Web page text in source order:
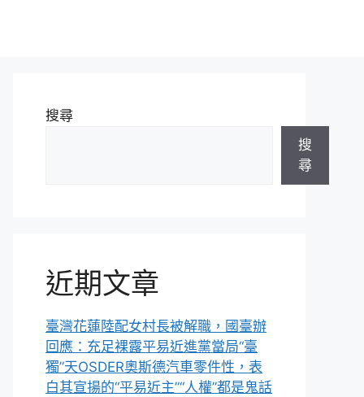
搜尋
搜
尋
近期文章
臺灣花蓮陸配女村長被解職，國臺辦
回應：充足裸露平易近進黨當局“臺
獨”天OSDER奧斯德汽車零件性，表
白其宣揚的“平易近主”“人權”都是鬼話